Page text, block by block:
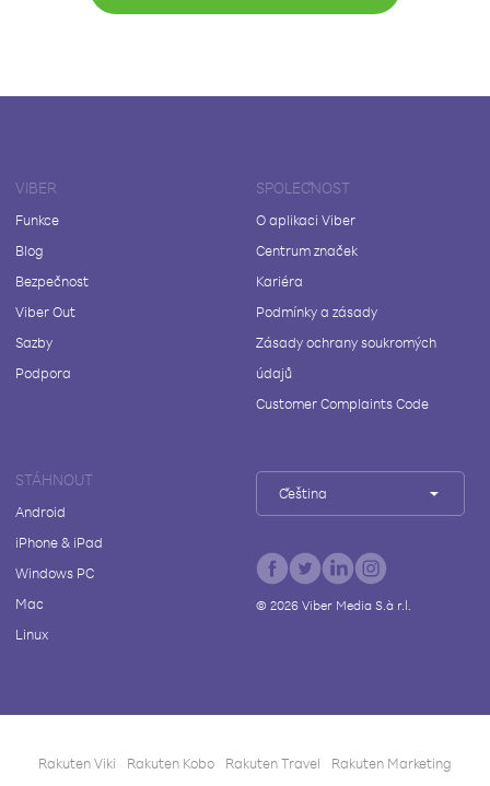
VIBER
Funkce
Blog
Bezpečnost
Viber Out
Sazby
Podpora
SPOLEČNOST
O aplikaci Viber
Centrum značek
Kariéra
Podmínky a zásady
Zásady ochrany soukromých
údajů
Customer Complaints Code
STÁHNOUT
Android
iPhone & iPad
Windows PC
Mac
Linux
Čeština
© 2026Viber Media S.à r.l.
Rakuten Viki Rakuten Kobo Rakuten Travel Rakuten Marketing